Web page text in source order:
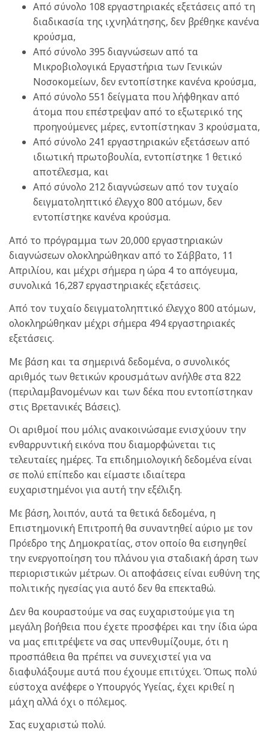
Από σύνολο 108 εργαστηριακές εξετάσεις από τη
διαδικασία της ιχνηλάτησης, δεν βρέθηκε κανένα
κρούσμα,
Από σύνολο 395 διαγνώσεων από τα
Μικροβιολογικά Εργαστήρια των Γενικών
Νοσοκομείων, δεν εντοπίστηκε κανένα κρούσμα,
Από σύνολο 551 δείγματα που λήφθηκαν από
άτομα που επέστρεψαν από το εξωτερικό της
προηγούμενες μέρες, εντοπίστηκαν 3 κρούσματα,
Από σύνολο 241 εργαστηριακών εξετάσεων από
ιδιωτική πρωτοβουλία, εντοπίστηκε 1 θετικό
αποτέλεσμα, και
Από σύνολο 212 διαγνώσεων από τον τυχαίο
δειγματοληπτικό έλεγχο 800 ατόμων, δεν
εντοπίστηκε κανένα κρούσμα.
Από το πρόγραμμα των 20,000 εργαστηριακών
διαγνώσεων ολοκληρώθηκαν από το Σάββατο, 11
Απριλίου, και μέχρι σήμερα η ώρα 4 το απόγευμα,
συνολικά 16,287 εργαστηριακές εξετάσεις.
Από τον τυχαίο δειγματοληπτικό έλεγχο 800 ατόμων,
ολοκληρώθηκαν μέχρι σήμερα 494 εργαστηριακές
εξετάσεις.
Με βάση και τα σημερινά δεδομένα, ο συνολικός
αριθμός των θετικών κρουσμάτων ανήλθε στα 822
(περιλαμβανομένων και των δέκα που εντοπίστηκαν
στις Βρετανικές Βάσεις).
Οι αριθμοί που μόλις ανακοινώσαμε ενισχύουν την
ενθαρρυντική εικόνα που διαμορφώνεται τις
τελευταίες ημέρες. Τα επιδημιολογική δεδομένα είναι
σε πολύ επίπεδο και είμαστε ιδιαίτερα
ευχαριστημένοι για αυτή την εξέλιξη.
Με βάση, λοιπόν, αυτά τα θετικά δεδομένα, η
Επιστημονική Επιτροπή θα συναντηθεί αύριο με τον
Πρόεδρο της Δημοκρατίας, στον οποίο θα εισηγηθεί
την ενεργοποίηση του πλάνου για σταδιακή άρση των
περιοριστικών μέτρων. Οι αποφάσεις είναι ευθύνη της
πολιτικής ηγεσίας για αυτό δεν θα επεκταθώ.
Δεν θα κουραστούμε να σας ευχαριστούμε για τη
μεγάλη βοήθεια που έχετε προσφέρει και την ίδια ώρα
να μας επιτρέψετε να σας υπενθυμίζουμε, ότι η
προσπάθεια θα πρέπει να συνεχιστεί για να
διαφυλάξουμε αυτά που έχουμε επιτύχει. Όπως πολύ
εύστοχα ανέφερε ο Υπουργός Υγείας, έχει κριθεί η
μάχη αλλά όχι ο πόλεμος.
Σας ευχαριστώ πολύ.